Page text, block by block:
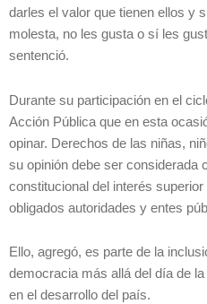
darles el valor que tienen ellos y
molesta, no les gusta o sí les
sentenció.
Durante su participación en el
Acción Pública que en esta
opinar. Derechos de las niñas,
su opinión debe ser considerada
constitucional del interés
obligados autoridades y entes
Ello, agregó, es parte de la
democracia más allá del día de
en el desarrollo del país.